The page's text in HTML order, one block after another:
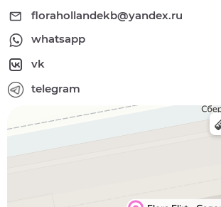
florahollandekb@yandex.ru
whatsapp
vk
telegram